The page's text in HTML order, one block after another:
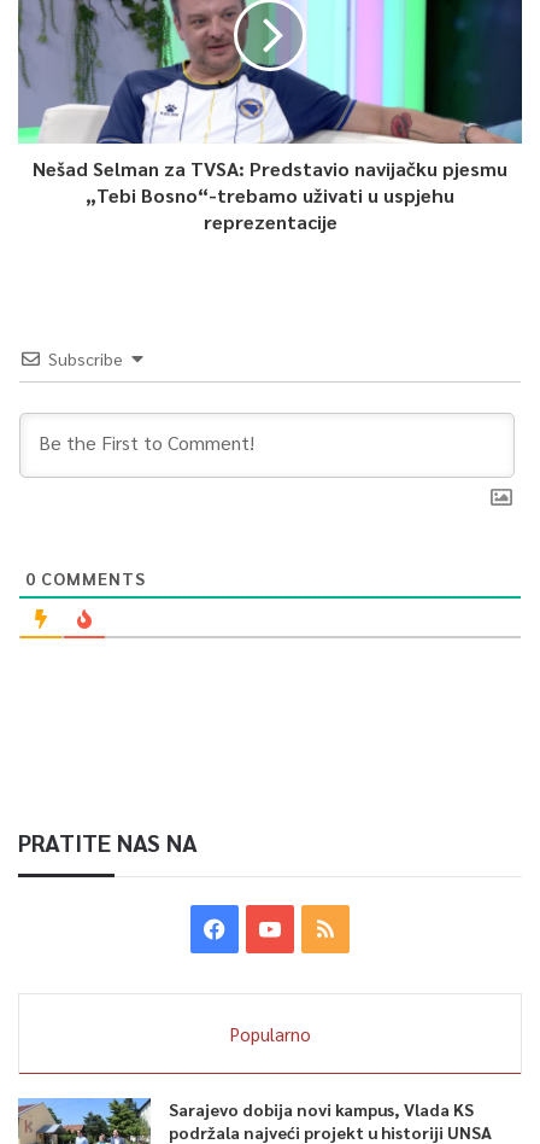
Article Rating
Nešad Selman za TVSA: Predstavio navijačku pjesmu
„Tebi Bosno“-trebamo uživati u uspjehu
reprezentacije
Subscribe
0 COMMENTS
PRATITE NAS NA
Popularno
Sarajevo dobija novi kampus, Vlada KS
podržala najveći projekt u historiji UNSA